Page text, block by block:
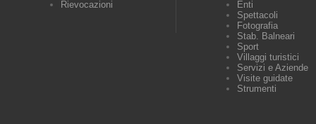
Rievocazioni
Enti
Spettacoli
Fotografia
Stab. Balneari
Sport
Villaggi turistici
Servizi e Aziende
Visite guidate
Strumenti